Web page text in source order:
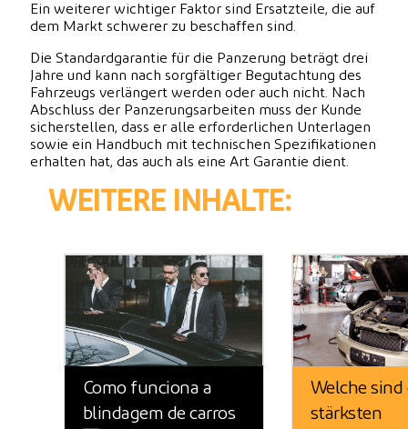
Ein weiterer wichtiger Faktor sind Ersatzteile, die auf
dem Markt schwerer zu beschaffen sind.
Die Standardgarantie für die Panzerung beträgt drei
Jahre und kann nach sorgfältiger Begutachtung des
Fahrzeugs verlängert werden oder auch nicht. Nach
Abschluss der Panzerungsarbeiten muss der Kunde
sicherstellen, dass er alle erforderlichen Unterlagen
sowie ein Handbuch mit technischen Spezifikationen
erhalten hat, das auch als eine Art Garantie dient.
WEITERE INHALTE:
Como funciona a
blindagem de carros
Welche sind
stärksten